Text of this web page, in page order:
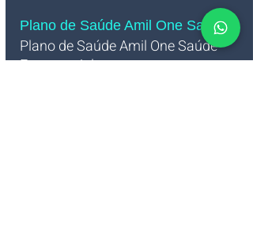
Plano de Saúde Amil One Saúde
Plano de Saúde Amil One Saúde
Empresarial